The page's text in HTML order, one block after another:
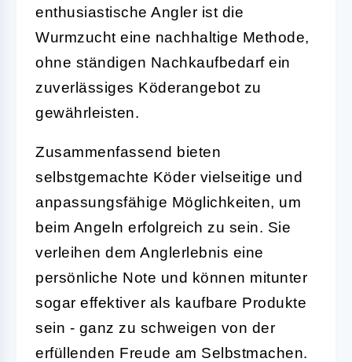
enthusiastische Angler ist die
Wurmzucht eine nachhaltige Methode,
ohne ständigen Nachkaufbedarf ein
zuverlässiges Köderangebot zu
gewährleisten.
Zusammenfassend bieten
selbstgemachte Köder vielseitige und
anpassungsfähige Möglichkeiten, um
beim Angeln erfolgreich zu sein. Sie
verleihen dem Anglerlebnis eine
persönliche Note und können mitunter
sogar effektiver als kaufbare Produkte
sein - ganz zu schweigen von der
erfüllenden Freude am Selbstmachen.